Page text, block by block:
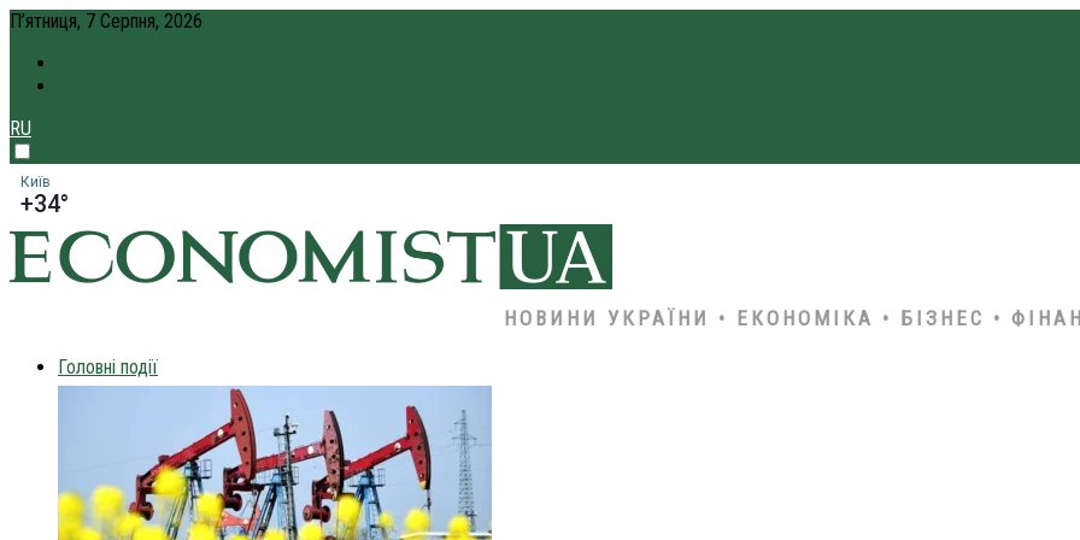
П’ятниця, 7 Серпня, 2026
RU
Київ
+34°
НОВИНИ УКРАЇНИ • ЕКОНОМІКА • БІЗНЕС •
Головні події